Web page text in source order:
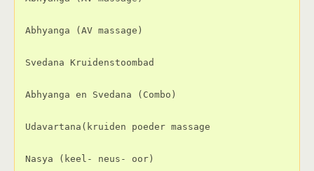
Abhyanga (AV massage)
Svedana Kruidenstoombad
Abhyanga en Svedana (Combo)
Udavartana(kruiden poeder massage
Nasya (keel- neus- oor)